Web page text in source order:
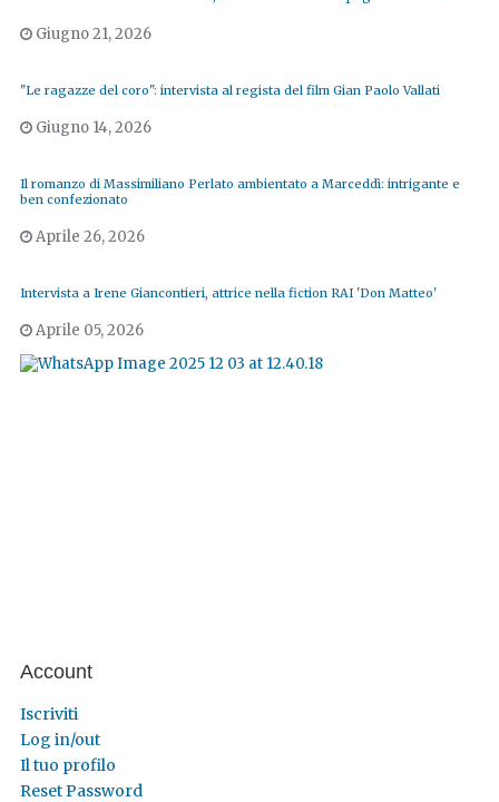
Giugno 21, 2026
"Le ragazze del coro": intervista al regista del film Gian Paolo Vallati
Giugno 14, 2026
Il romanzo di Massimiliano Perlato ambientato a Marceddì: intrigante e
ben confezionato
Aprile 26, 2026
Intervista a Irene Giancontieri, attrice nella fiction RAI 'Don Matteo'
Aprile 05, 2026
Account
Iscriviti
Log in/out
Il tuo profilo
Reset Password